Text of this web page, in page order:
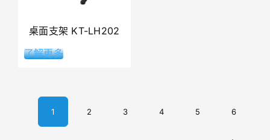
桌面支架 KT-LH202
了解更多
1 2 3 4 5 6